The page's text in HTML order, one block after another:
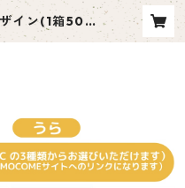
イン(1箱50枚
| ペット